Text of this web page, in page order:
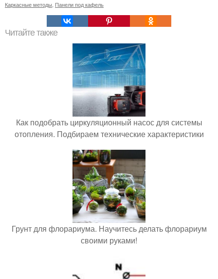
Каркасные методы Панели под кафель
Читайте также
Как подобрать циркуляционный насос для системы
отопления. Подбираем технические характеристики
Грунт для флорариума. Научитесь делать флорариум
своими руками!